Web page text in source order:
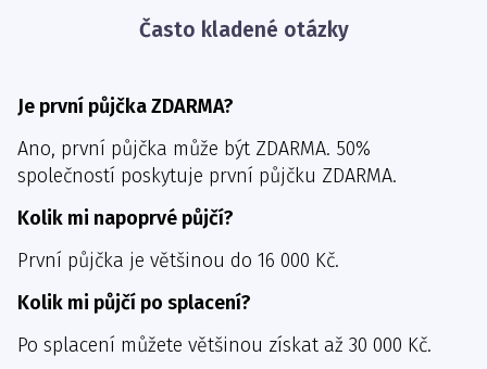
Často kladené otázky
Je první půjčka ZDARMA?
Ano, první půjčka může být ZDARMA. 50%
společností poskytuje první půjčku ZDARMA.
Kolik mi napoprvé půjčí?
První půjčka je většinou do 16 000 Kč.
Kolik mi půjčí po splacení?
Po splacení můžete většinou získat až 30 000 Kč.